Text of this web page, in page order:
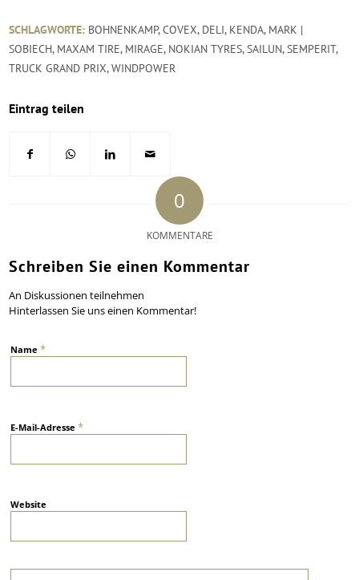
SCHLAGWORTE: BOHNENKAMP,COVEX, DELI, KENDA, MARK |
SOBIECH, MAXAM TIRE, MIRAGE, NOKIAN TYRES,SAILUN,SEMPERIT,
TRUCK GRAND PRIX,WINDPOWER
Eintrag teilen
0
KOMMENTARE
Schreiben Sie einen Kommentar
An Diskussionen teilnehmen
Hinterlassen Sie uns einen Kommentar!
Name*
E-Mail-Adresse*
Website